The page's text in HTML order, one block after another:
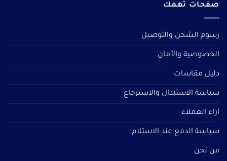
صفحات تهمك
رسوم الشحن والتوصيل
الخصوصية والأمان
دليل مقاسات
سياسة الاستبدال والاسترجاع
آراء العملاء
سياسة الدفع عند الاستلام
من نحن